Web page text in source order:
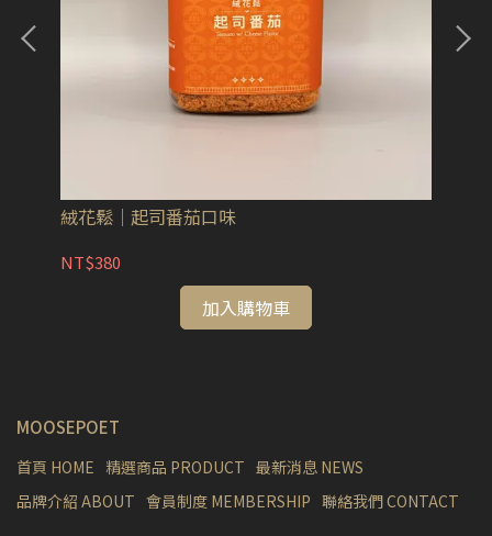
絨花鬆｜起司番茄口味
NT$380
加入購物車
MOOSEPOET
首頁 HOME 精選商品 PRODUCT 最新消息 NEWS
品牌介紹 ABOUT 會員制度 MEMBERSHIP 聯絡我們 CONTACT